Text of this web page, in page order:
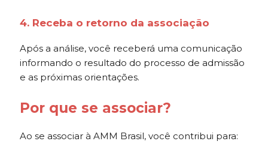
4. Receba o retorno da associação
Após a análise, você receberá uma comunicação
informando o resultado do processo de admissão
e as próximas orientações.
Por que se associar?
Ao se associar à AMM Brasil, você contribui para: